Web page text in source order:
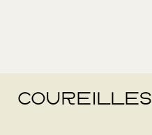
COUREILLES